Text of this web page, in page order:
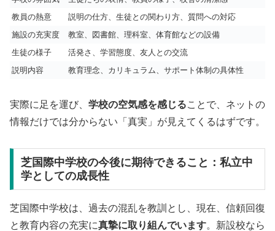
教員の熱意
説明の仕方、生徒との関わり方、質問への対応
施設の充実度
教室、図書館、理科室、体育館などの設備
生徒の様子
活発さ、学習態度、友人との交流
説明内容
教育理念、カリキュラム、サポート体制の具体性
実際に足を運び、 学校の空気感を感じることで、ネットの
情報だけでは分からない「真実」が見えてくるはずです。
芝国際中学校の今後に期待できること：私立中
学としての成長性
芝国際中学校は、過去の混乱を教訓とし、現在、信頼回復
と教育内容の充実に真摯に取り組んでいます。新設校なら